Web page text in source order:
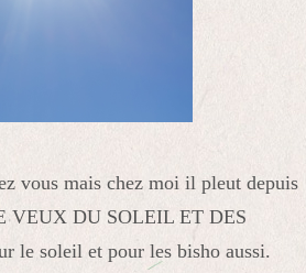
vous mais chez moi il pleut depuis
VEUX DU SOLEIL ET DES
le soleil et pour les bisho aussi.